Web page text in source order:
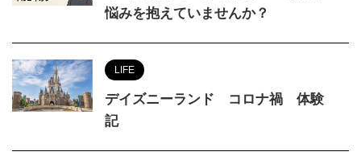
悩みを抱えていませんか？
LIFE
デイズニーランド コロナ禍 体験
記